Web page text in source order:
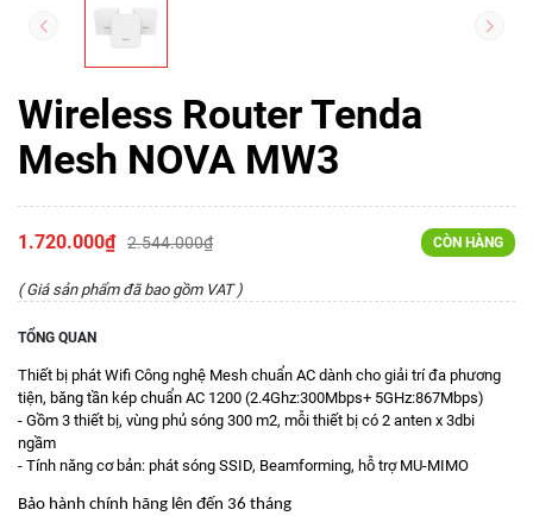
Wireless Router Tenda
Mesh NOVA MW3
1.720.000₫ 2.544.000₫ CÒN HÀNG
( Giá sản phẩm đã bao gồm VAT )
TỔNG QUAN
Thiết bị phát Wifi Công nghệ Mesh chuẩn AC dành cho giải trí đa phương
tiện, băng tần kép chuẩn AC 1200 (2.4Ghz:300Mbps+ 5GHz:867Mbps)
- Gồm 3 thiết bị, vùng phủ sóng 300 m2, mỗi thiết bị có 2 anten x 3dbi
ngầm
- Tính năng cơ bản: phát sóng SSID, Beamforming, hỗ trợ MU-MIMO
Bảo hành chính hãng lên đến 36 tháng